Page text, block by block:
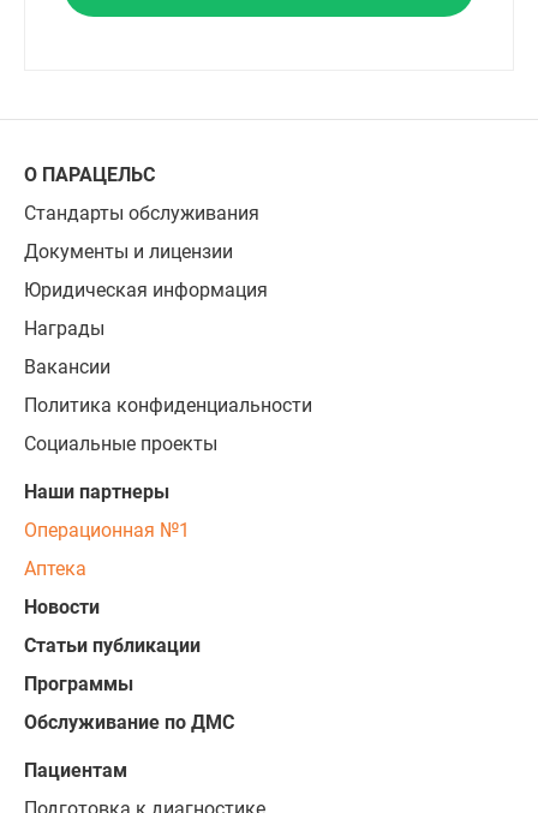
О ПАРАЦЕЛЬС
Стандарты обслуживания
Документы и лицензии
Юридическая информация
Награды
Вакансии
Политика конфиденциальности
Социальные проекты
Наши партнеры
Операционная №1
Аптека
Новости
Статьи публикации
Программы
Обслуживание по ДМС
Пациентам
Подготовка к диагностике